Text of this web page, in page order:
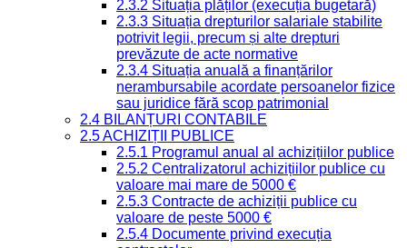
2.3.2 Situația plăților (execuția bugetară)
2.3.3 Situația drepturilor salariale stabilite
potrivit legii, precum și alte drepturi
prevăzute de acte normative
2.3.4 Situația anuală a finanțărilor
nerambursabile acordate persoanelor fizice
sau juridice fără scop patrimonial
2.4 BILANȚURI CONTABILE
2.5 ACHIZIȚII PUBLICE
2.5.1 Programul anual al achizițiilor publice
2.5.2 Centralizatorul achizițiilor publice cu
valoare mai mare de 5000 €
2.5.3 Contracte de achiziții publice cu
valoare de peste 5000 €
2.5.4 Documente privind execuția